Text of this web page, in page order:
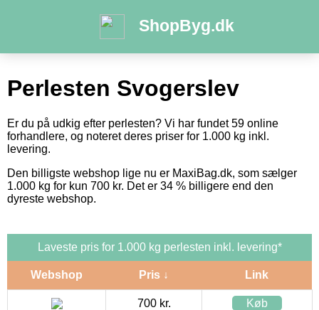
ShopByg.dk
Perlesten Svogerslev
Er du på udkig efter perlesten? Vi har fundet 59 online
forhandlere, og noteret deres priser for 1.000 kg inkl.
levering.
Den billigste webshop lige nu er MaxiBag.dk, som sælger
1.000 kg for kun 700 kr. Det er 34 % billigere end den
dyreste webshop.
Laveste pris for 1.000 kg perlesten inkl. levering*
Webshop Pris ↓ Link
700 kr. Køb